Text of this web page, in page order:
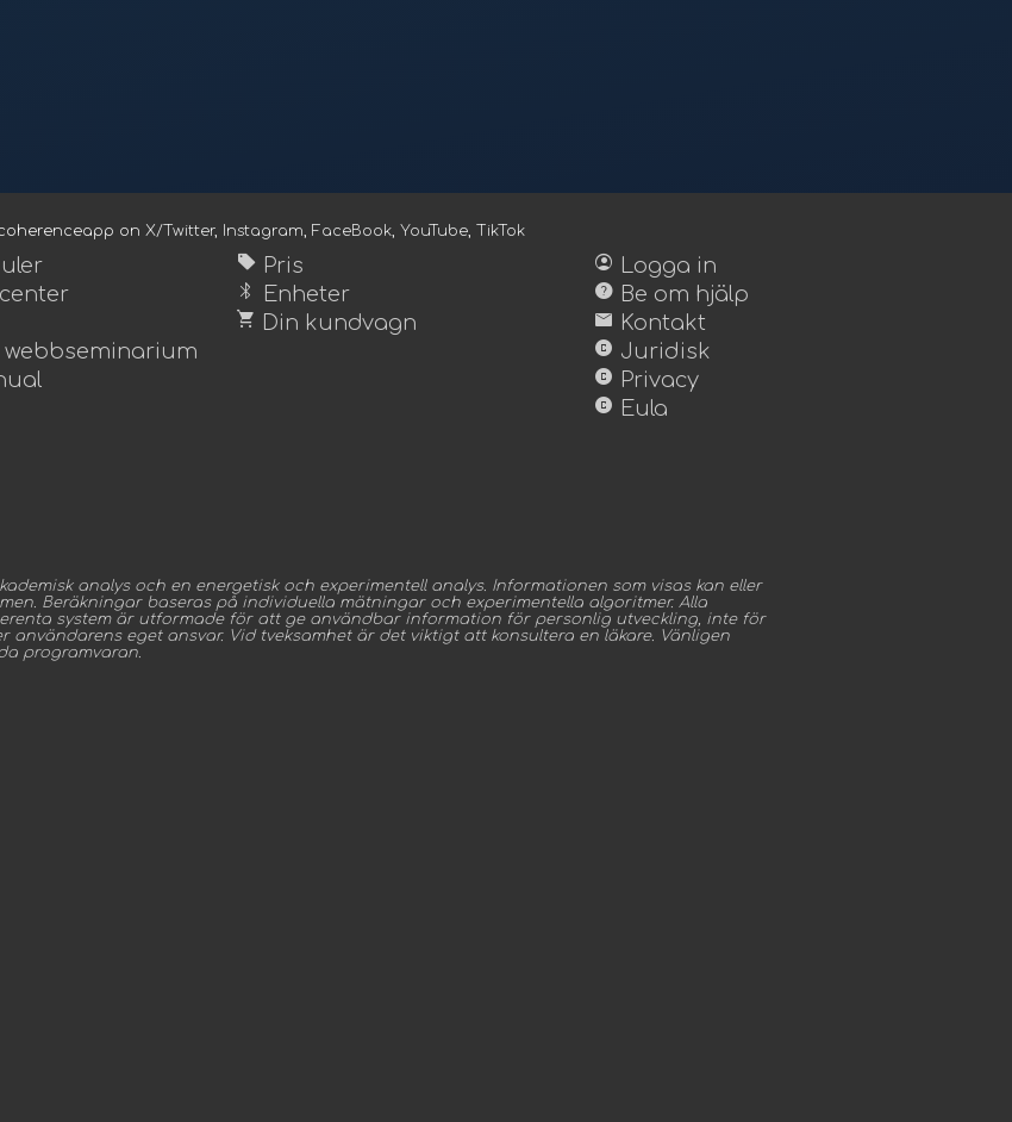
on X/Twitter, Instagram, FaceBook, YouTube, TikTok
webbseminarium
sell Pris
bluetooth Enheter
shopping_cart Din kundvagn
account_circle Logga in
help Be om hjälp
mail Kontakt
copyright Juridisk
copyright Privacy
copyright Eula
analys och en energetisk och experimentell analys. Informationen som visas kan eller
Beräkningar baseras på individuella mätningar och experimentella algoritmer. Alla
system är utformade för att ge användbar information för personlig utveckling, inte för
eget ansvar. Vid tveksamhet är det viktigt att konsultera en läkare. Vänligen
programvaran.